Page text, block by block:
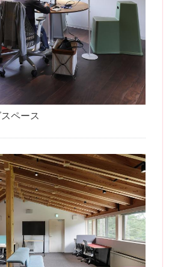
ペース